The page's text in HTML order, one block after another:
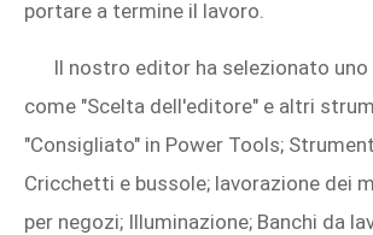
portare a termine il lavoro.
Il nostro editor ha selezionato
come "Scelta dell'editore" e altri
"Consigliato" in Power Tools;
Cricchetti e bussole; lavorazione dei
per negozi; Illuminazione; Banchi da